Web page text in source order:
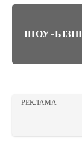
ШОУ-
РЕКЛАМА